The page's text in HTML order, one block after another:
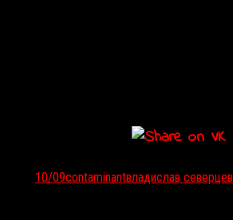
10/09contaminantвладислав северцев